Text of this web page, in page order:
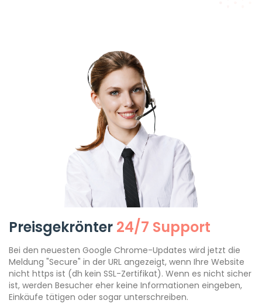
Preisgekrönter 24/7 Support
Bei den neuesten Google Chrome-Updates wird jetzt die
Meldung "Secure" in der URL angezeigt, wenn Ihre Website
nicht https ist (dh kein SSL-Zertifikat). Wenn es nicht sicher
ist, werden Besucher eher keine Informationen eingeben,
Einkäufe tätigen oder sogar unterschreiben.